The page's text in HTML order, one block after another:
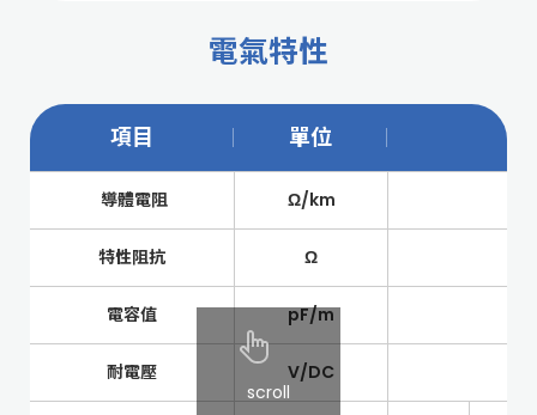
電氣特性
scroll
項目 單位
導體電阻 Ω/km
特性阻抗 Ω
電容值 pF/m
耐電壓 V/DC